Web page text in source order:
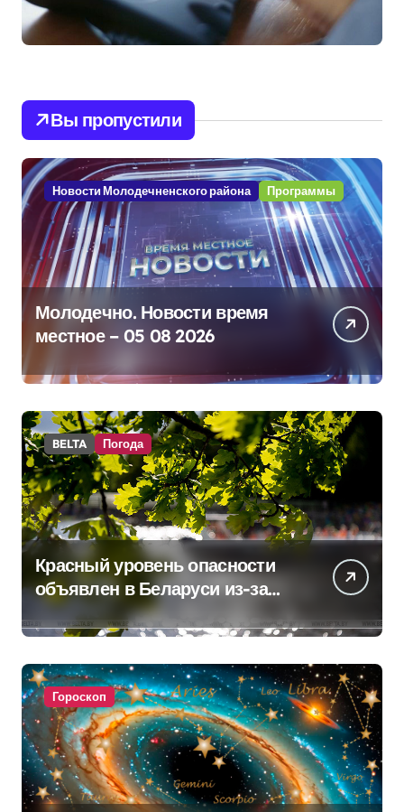
Вы пропустили
Новости Молодечненского района Программы
Молодечно. Новости время
местное – 05 08 2026
BELTA Погода
Красный уровень опасности
объявлен в Беларуси из-за
жары
Гороскоп